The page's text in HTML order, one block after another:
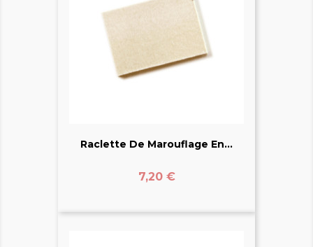
Raclette De Marouflage En...
Prix
7,20 €